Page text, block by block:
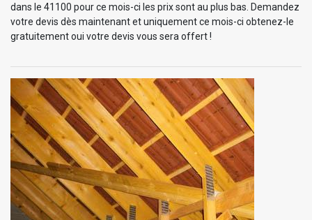
dans le 41100 pour ce mois-ci les prix sont au plus bas. Demandez
votre devis dès maintenant et uniquement ce mois-ci obtenez-le
gratuitement oui votre devis vous sera offert !